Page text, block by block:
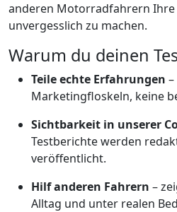
anderen Motorradfahrern
unvergesslich zu machen.
Warum du deinen
Teile echte Erfahrungen
Marketingfloskeln, keine
Sichtbarkeit in unserer
Testberichte werden
veröffentlicht.
Hilf anderen Fahrern –
Alltag und unter realen